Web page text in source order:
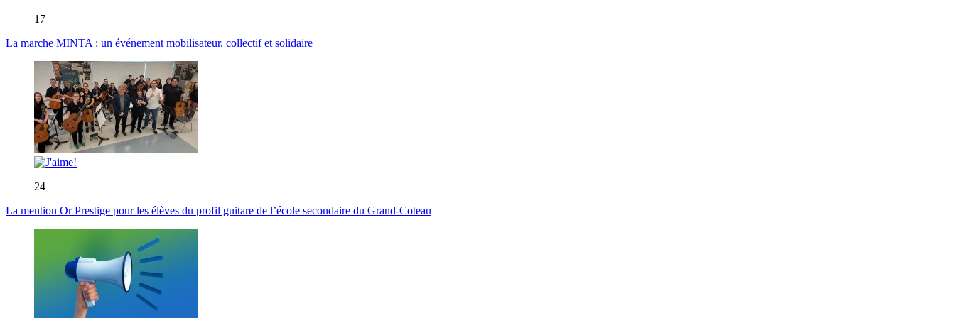
17
La marche MINTA : un événement mobilisateur, collectif et solidaire
24
La mention Or Prestige pour les élèves du profil guitare de l’école secondaire du Grand-Coteau